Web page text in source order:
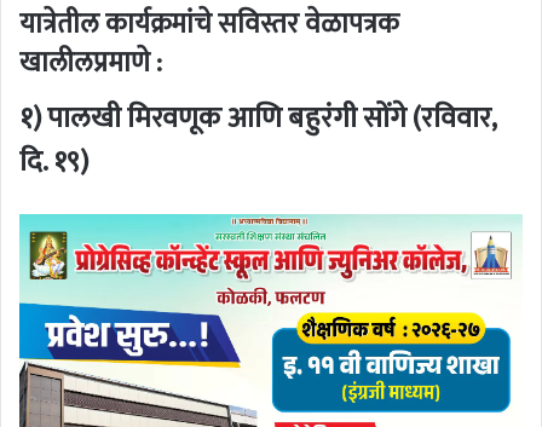
यात्रेतील कार्यक्रमांचे सविस्तर वेळापत्रक
खालीलप्रमाणे :
१) पालखी मिरवणूक आणि बहुरंगी सोंगे (रविवार,
दि. १९)